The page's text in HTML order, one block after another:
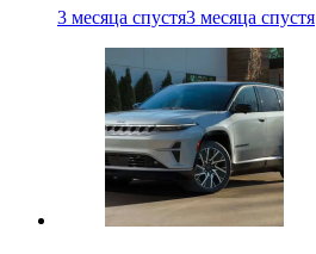
3 месяца спустя3 месяца спустя